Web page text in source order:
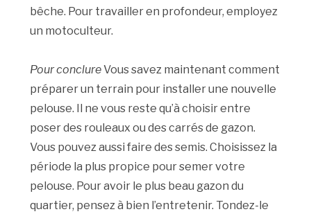
bêche. Pour travailler en profondeur, employez
un motoculteur.
Pour conclureVous savez maintenant comment
préparer un terrain pour installer une nouvelle
pelouse. Il ne vous reste qu’à choisir entre
poser des rouleaux ou des carrés de gazon.
Vous pouvez aussi faire des semis. Choisissez la
période la plus propice pour semer votre
pelouse. Pour avoir le plus beau gazon du
quartier, pensez à bien l’entretenir. Tondez-le